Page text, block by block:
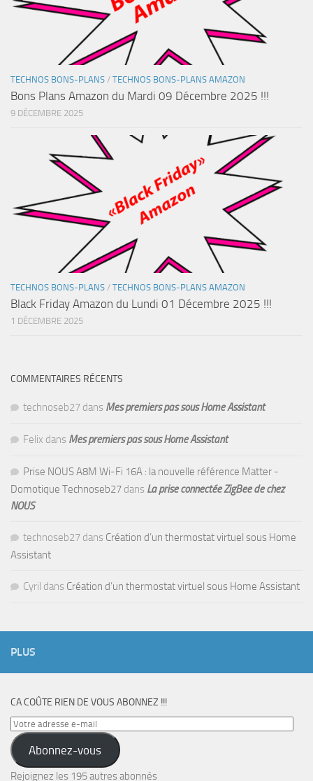
TECHNOS BONS-PLANS / TECHNOS BONS-PLANS AMAZON
Bons Plans Amazon du Mardi 09 Décembre 2025 !!!
9 DÉCEMBRE 2025
TECHNOS BONS-PLANS / TECHNOS BONS-PLANS AMAZON
Black Friday Amazon du Lundi 01 Décembre 2025 !!!
1 DÉCEMBRE 2025
COMMENTAIRES RÉCENTS
technoseb27 dans Mes premiers pas sous Home Assistant
Felix dans Mes premiers pas sous Home Assistant
Prise NOUS A8M Wi-Fi 16A : la nouvelle référence Matter -
Domotique Technoseb27 dans La prise connectée ZigBee de chez
NOUS
technoseb27 dans Création d’un thermostat virtuel sous Home
Assistant
Cyril dans Création d’un thermostat virtuel sous Home Assistant
PLUS
CA COÛTE RIEN DE VOUS ABONNEZ !!!
Votre
adresse
e-
mail
Abonnez-vous
Rejoignez les 195 autres abonnés